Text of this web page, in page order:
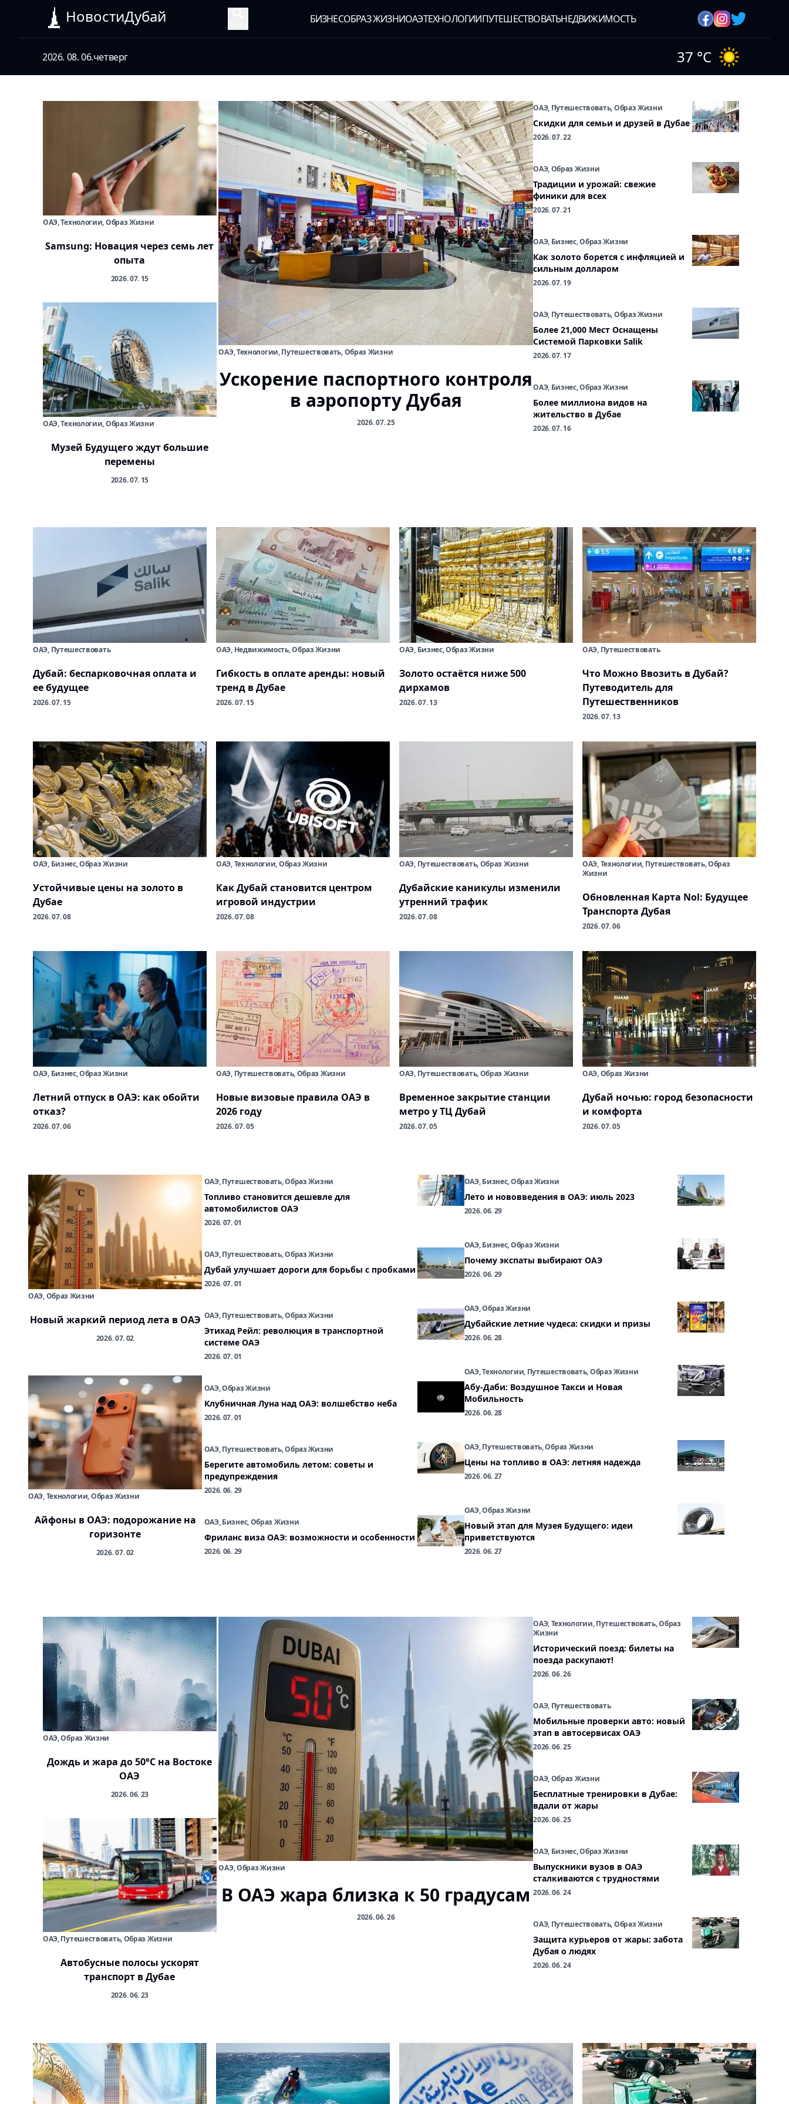
НовостиДубай БИЗНЕСОБРАЗ ЖИЗНИОАЭТЕХНОЛОГИИПУТЕШЕСТВОВАТЬНЕДВИЖИМОСТЬ
2026. 08. 06.четверг 37 °C
ОАЭ, Технологии, Путешествовать, Образ Жизни
Ускорение паспортного контроля
в аэропорту Дубая
2026. 07. 25
ОАЭ, Путешествовать, Образ Жизни
Скидки для семьи и друзей в Дубае
2026. 07. 22
ОАЭ, Образ Жизни
Традиции и урожай: свежие
финики для всех
2026. 07. 21
ОАЭ, Бизнес, Образ Жизни
Как золото борется с инфляцией и
сильным долларом
2026. 07. 19
ОАЭ, Путешествовать, Образ Жизни
Более 21,000 Мест Оснащены
Системой Парковки Salik
2026. 07. 17
ОАЭ, Бизнес, Образ Жизни
Более миллиона видов на
жительство в Дубае
2026. 07. 16
ОАЭ, Технологии, Образ Жизни
Samsung: Новация через семь лет
опыта
2026. 07. 15
ОАЭ, Технологии, Образ Жизни
Музей Будущего ждут большие
перемены
2026. 07. 15
ОАЭ, Путешествовать
Дубай: беспарковочная оплата и
ее будущее
2026. 07. 15
ОАЭ, Недвижимость, Образ Жизни
Гибкость в оплате аренды: новый
тренд в Дубае
2026. 07. 15
ОАЭ, Бизнес, Образ Жизни
Золото остаётся ниже 500
дирхамов
2026. 07. 13
ОАЭ, Путешествовать
Что Можно Ввозить в Дубай?
Путеводитель для
Путешественников
2026. 07. 13
ОАЭ, Бизнес, Образ Жизни
Устойчивые цены на золото в
Дубае
2026. 07. 08
ОАЭ, Технологии, Образ Жизни
Как Дубай становится центром
игровой индустрии
2026. 07. 08
ОАЭ, Путешествовать, Образ Жизни
Дубайские каникулы изменили
утренний трафик
2026. 07. 08
ОАЭ, Технологии, Путешествовать, Образ
Жизни
Обновленная Карта Nol: Будущее
Транспорта Дубая
2026. 07. 06
ОАЭ, Бизнес, Образ Жизни
Летний отпуск в ОАЭ: как обойти
отказ?
2026. 07. 06
ОАЭ, Путешествовать, Образ Жизни
Новые визовые правила ОАЭ в
2026 году
2026. 07. 05
ОАЭ, Путешествовать, Образ Жизни
Временное закрытие станции
метро у ТЦ Дубай
2026. 07. 05
ОАЭ, Образ Жизни
Дубай ночью: город безопасности
и комфорта
2026. 07. 05
ОАЭ, Образ Жизни
Новый жаркий период лета в ОАЭ
2026. 07. 02
ОАЭ, Технологии, Образ Жизни
Айфоны в ОАЭ: подорожание на
горизонте
2026. 07. 02
ОАЭ, Путешествовать, Образ Жизни
Топливо становится дешевле для
автомобилистов ОАЭ
2026. 07. 01
ОАЭ, Путешествовать, Образ Жизни
Дубай улучшает дороги для борьбы с пробками
2026. 07. 01
ОАЭ, Путешествовать, Образ Жизни
Этихад Рейл: революция в транспортной
системе ОАЭ
2026. 07. 01
ОАЭ, Образ Жизни
Клубничная Луна над ОАЭ: волшебство неба
2026. 07. 01
ОАЭ, Путешествовать, Образ Жизни
Берегите автомобиль летом: советы и
предупреждения
2026. 06. 29
ОАЭ, Бизнес, Образ Жизни
Фриланс виза ОАЭ: возможности и особенности
2026. 06. 29
ОАЭ, Бизнес, Образ Жизни
Лето и нововведения в ОАЭ: июль 2023
2026. 06. 29
ОАЭ, Бизнес, Образ Жизни
Почему экспаты выбирают ОАЭ
2026. 06. 29
ОАЭ, Образ Жизни
Дубайские летние чудеса: скидки и призы
2026. 06. 28
ОАЭ, Технологии, Путешествовать, Образ Жизни
Абу-Даби: Воздушное Такси и Новая
Мобильность
2026. 06. 28
ОАЭ, Путешествовать, Образ Жизни
Цены на топливо в ОАЭ: летняя надежда
2026. 06. 27
ОАЭ, Образ Жизни
Новый этап для Музея Будущего: идеи
приветствуются
2026. 06. 27
ОАЭ, Образ Жизни
В ОАЭ жара близка к 50 градусам
2026. 06. 26
ОАЭ, Технологии, Путешествовать, Образ
Жизни
Исторический поезд: билеты на
поезда раскупают!
2026. 06. 26
ОАЭ, Путешествовать
Мобильные проверки авто: новый
этап в автосервисах ОАЭ
2026. 06. 25
ОАЭ, Образ Жизни
Бесплатные тренировки в Дубае:
вдали от жары
2026. 06. 25
ОАЭ, Бизнес, Образ Жизни
Выпускники вузов в ОАЭ
сталкиваются с трудностями
2026. 06. 24
ОАЭ, Путешествовать, Образ Жизни
Защита курьеров от жары: забота
Дубая о людях
2026. 06. 24
ОАЭ, Образ Жизни
Дождь и жара до 50°C на Востоке
ОАЭ
2026. 06. 23
ОАЭ, Путешествовать, Образ Жизни
Автобусные полосы ускорят
транспорт в Дубае
2026. 06. 23